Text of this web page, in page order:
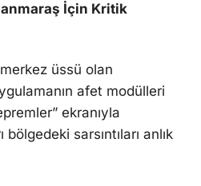
İçin Kritik
üssü olan
afet modülleri
ekranıyla
bölgedeki sarsıntıları anlık